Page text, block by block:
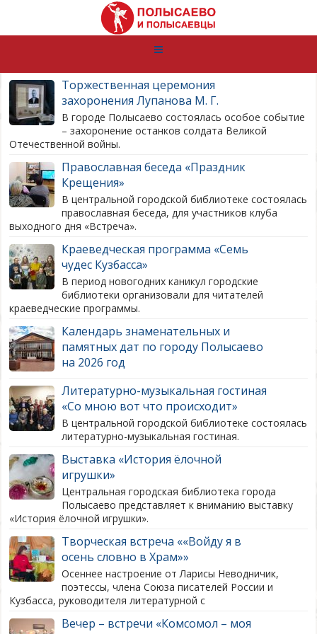
Торжественная церемония
захоронения Лупанова М. Г.
В городе Полысаево состоялась особое событие
– захоронение останков солдата Великой
Отечественной войны.
Православная беседа «Праздник
Крещения»
В центральной городской библиотеке состоялась
православная беседа, для участников клуба
выходного дня «Встреча».
Краеведческая программа «Семь
чудес Кузбасса»
​В период новогодних каникул городские
библиотеки организовали для читателей
краеведческие программы.
Календарь знаменательных и
памятных дат по городу Полысаево
на 2026 год
Литературно-музыкальная гостиная
«Со мною вот что происходит»
В центральной городской библиотеке состоялась
литературно-музыкальная гостиная.
Выставка «История ёлочной
игрушки»
Центральная городская библиотека города
Полысаево представляет к вниманию выставку
«История ёлочной игрушки».
Творческая встреча ««Войду я в
осень словно в Храм»»
​Осеннее настроение от Ларисы Неводничик,
поэтессы, члена Союза писателей России и
Кузбасса, руководителя литературной с
Вечер – встречи «Комсомол – моя